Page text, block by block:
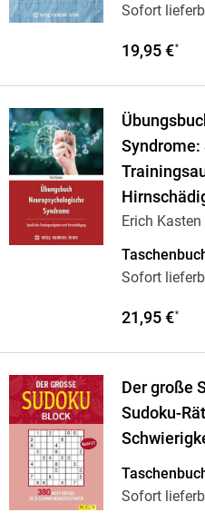
Sofort
19,95 €*
Syndrome:
Erich Kasten
Sofort
21,95 €*
Der große
Sudoku-
Sofort